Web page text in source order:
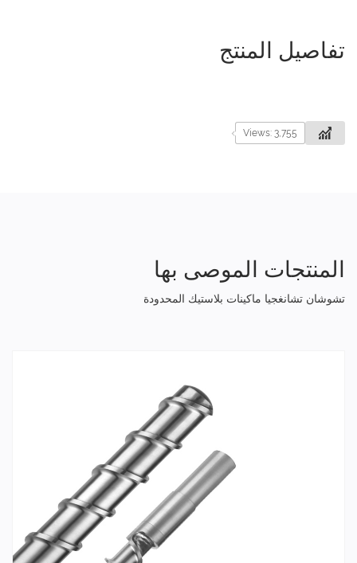
تفاصيل المنتج
Views: 3,755
المنتجات الموصى بها
تشوشان تشانغجيا ماكينات بلاستيك المحدودة